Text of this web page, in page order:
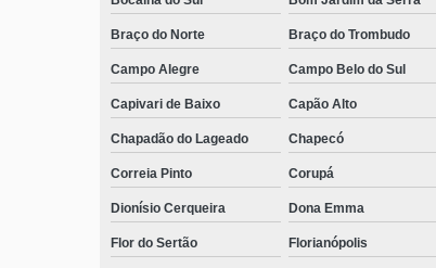
Braço do Norte Braço do Trombudo
Campo Alegre Campo Belo do Sul
Capivari de Baixo Capão Alto
Chapadão do Lageado Chapecó
Correia Pinto Corupá
Dionísio Cerqueira Dona Emma
Flor do Sertão Florianópolis